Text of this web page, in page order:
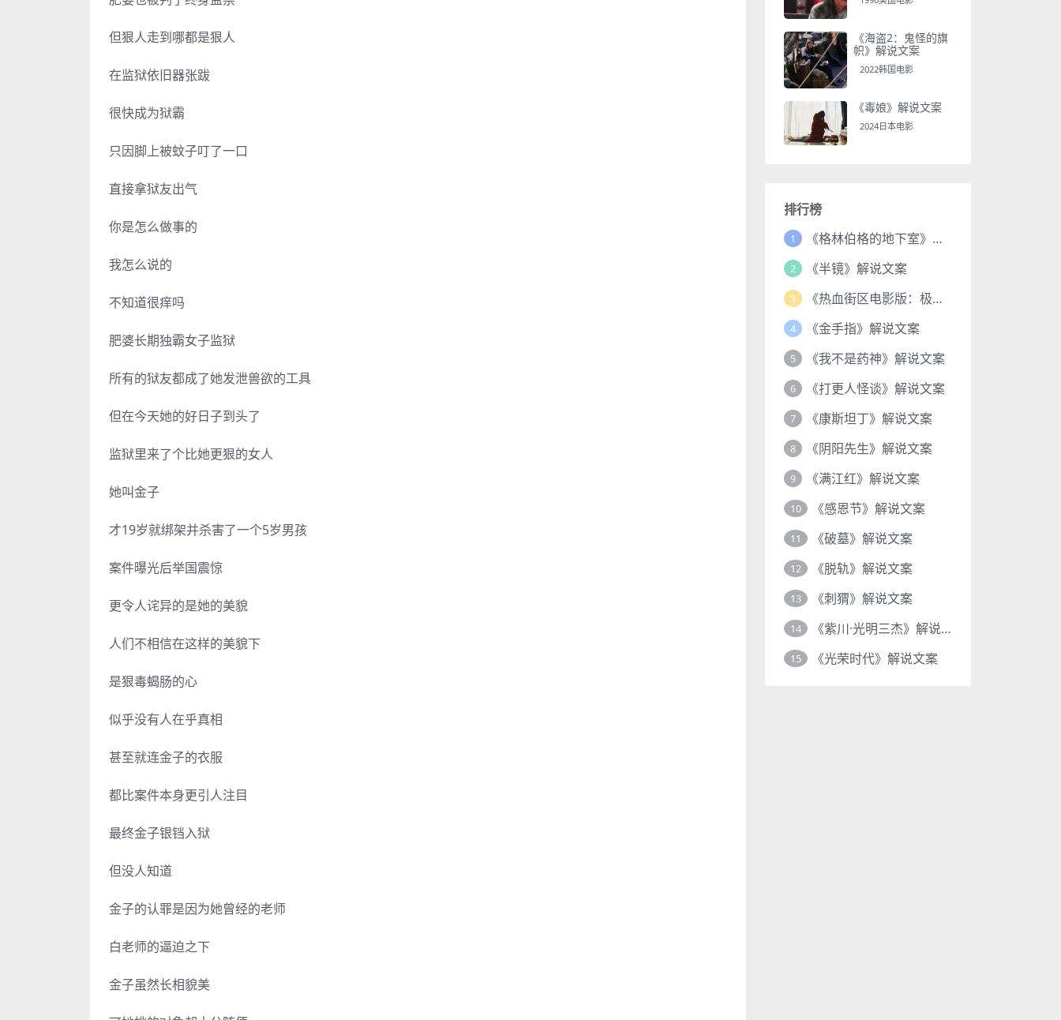
但狠人走到哪都是狠人
在监狱依旧器张跋
很快成为狱霸
只因脚上被蚊子叮了一口
直接拿狱友出气
你是怎么做事的
我怎么说的
不知道很痒吗
肥婆长期独霸女子监狱
所有的狱友都成了她发泄兽欲的工具
但在今天她的好日子到头了
监狱里来了个比她更狠的女人
她叫金子
才19岁就绑架并杀害了一个5岁男孩
案件曝光后举国震惊
更令人诧异的是她的美貌
人们不相信在这样的美貌下
是狠毒蝎肠的心
似乎没有人在乎真相
甚至就连金子的衣服
都比案件本身更引人注目
最终金子银铛入狱
但没人知道
金子的认罪是因为她曾经的老师
白老师的逼迫之下
金子虽然长相貌美
《海盗2：鬼怪的旗
帜》解说文案
2022韩国电影
《毒娘》解说文案
2024日本电影
排行榜
1 《格林伯格的地下室》解说文案
2 《半镜》解说文案
3 《热血街区电影版：极恶王续篇》解说文案
4 《金手指》解说文案
5 《我不是药神》解说文案
6 《打更人怪谈》解说文案
7 《康斯坦丁》解说文案
8 《阴阳先生》解说文案
9 《满江红》解说文案
10 《感恩节》解说文案
11 《破墓》解说文案
12 《脱轨》解说文案
13 《刺猬》解说文案
14 《紫川·光明三杰》解说文案
15 《光荣时代》解说文案